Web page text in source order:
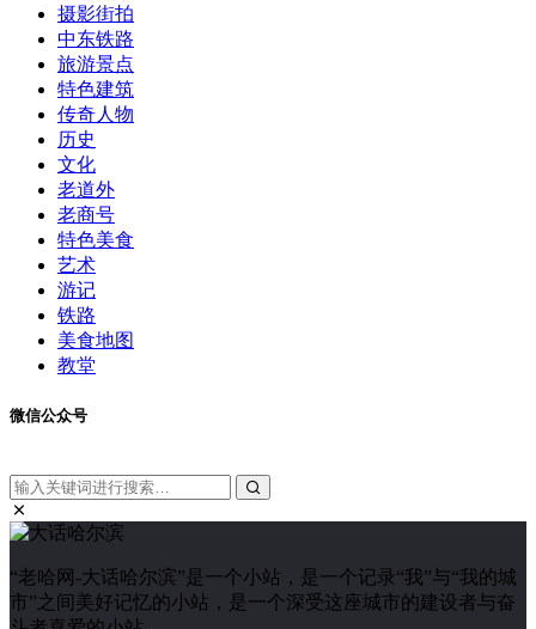
摄影街拍
中东铁路
旅游景点
特色建筑
传奇人物
历史
文化
老道外
老商号
特色美食
艺术
游记
铁路
美食地图
教堂
微信公众号
“老哈网-大话哈尔滨”是一个小站，是一个记录“我”与“我的城
市”之间美好记忆的小站，是一个深受这座城市的建设者与奋